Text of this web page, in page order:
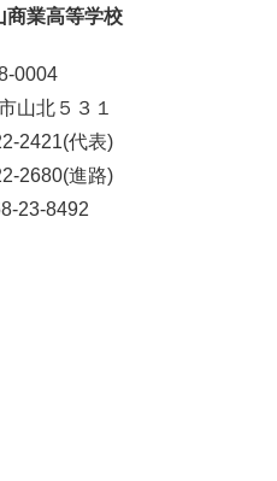
商業高等学校
0004
山北５３１
2421(代表)
2680(進路)
23-8492